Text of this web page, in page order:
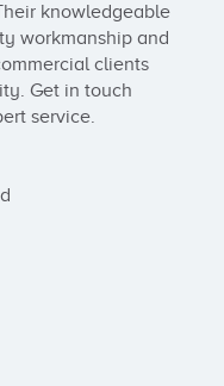
knowledgeable
workmanship and
clients
Get in touch
service.